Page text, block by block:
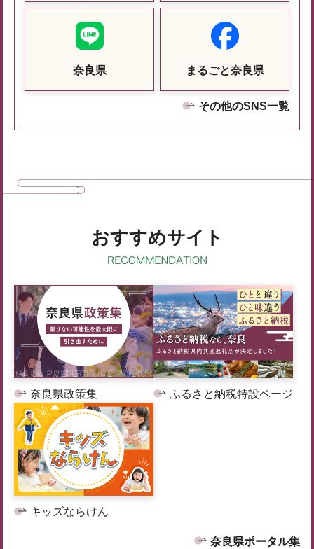
奈良県 まるごと奈良県
その他のSNS一覧
おすすめサイト
奈良県政策集 ふるさと納税特設ページ
キッズならけん
奈良県ポータル集